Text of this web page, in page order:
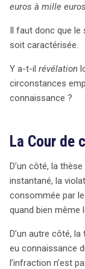
euros à mille
Il faut donc que le
soit caractérisée.
Y a-t-il révélation
circonstances
connaissance ?
La Cour de
D’un côté, la
instantané, la
consommée par
quand bien même
D’un autre côté,
eu connaissance
l’infraction n’est